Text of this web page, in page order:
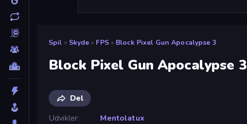
Spil » Skyde » FPS » Block Pixel Gun Apocalypse 3
Block Pixel Gun Apocalypse 3
Del
Udvikler
Mentolatux